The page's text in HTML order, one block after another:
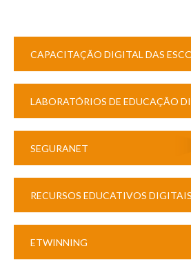
CAPACITAÇÃO DIGITAL DAS
LABORATÓRIOS DE EDUCAÇÃO
SEGURANET
RECURSOS EDUCATIVOS DIGITAIS
ETWINNING